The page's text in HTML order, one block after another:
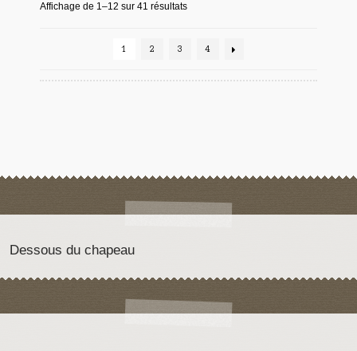
Affichage de 1–12 sur 41 résultats
1 2 3 4
Dessous du chapeau